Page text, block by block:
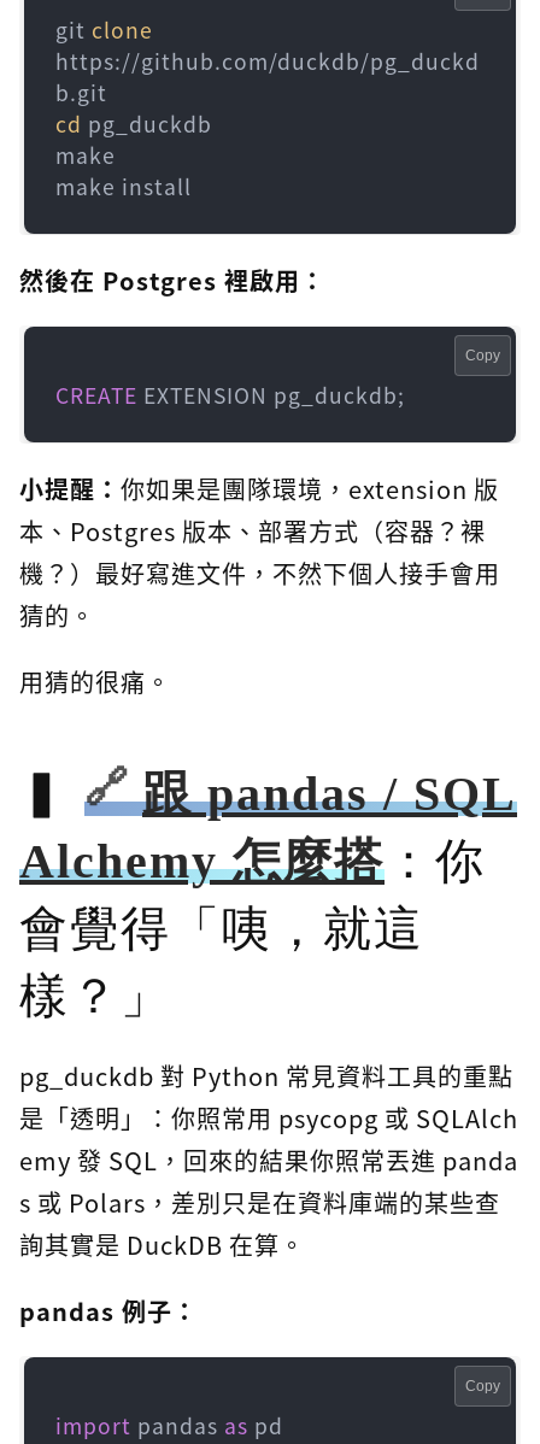
git clone
https://github.com/duckdb/pg_duckd
cd pg_duckdb
make
make install
然後在 Postgres 裡啟用：
CREATE EXTENSION pg_duckdb;
Copy
小提醒： 你如果是團隊環境，extension 版
本、Postgres 版本、部署方式（容器？裸
機？）最好寫進文件，不然下個人接手會用
猜的。
用猜的很痛。
跟 pandas / SQL
Alchemy 怎麼搭 ：你
會覺得「咦，就這
樣？」
pg_duckdb 對 Python 常見資料工具的重點
是「透明」：你照常用 psycopg 或 SQLAlch
emy 發 SQL，回來的結果你照常丟進 panda
s 或 Polars，差別只是在資料庫端的某些查
詢其實是 DuckDB 在算。
pandas 例子：
import pandas as
Copy